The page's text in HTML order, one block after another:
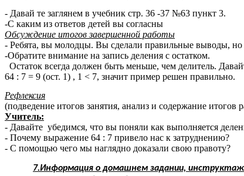
- Давай те заглянем в учебник стр. 36 -37 №63 пункт 3.
-С каким из ответов детей вы согласны
Обсуждение итогов завершенной работы
- Ребята, вы молодцы. Вы сделали правильные выводы, но
-Обратите внимание на запись деления с остатком.
Остаток всегда должен быть меньше, чем делитель.
64 : 7 = 9 (ост. 1) , 1 < 7, значит пример решен правильно.
Рефлексия
(подведение итогов занятия, анализ и содержание
Учитель:
- Давайте убедимся, что вы поняли как выполняется
- Почему выражение 64 : 7 привело нас к затруднению?
- С помощью чего мы наглядно доказали свою правоту?
7.Информация о домашнем задании,